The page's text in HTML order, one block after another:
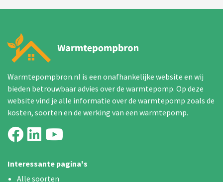
Warmtepompbron.nl is een onafhankelijke website en wij
bieden betrouwbaar advies over de warmtepomp. Op deze
website vind je alle informatie over de warmtepomp zoals de
kosten, soorten en de werking van een warmtepomp.
Interessante pagina's
Alle soorten